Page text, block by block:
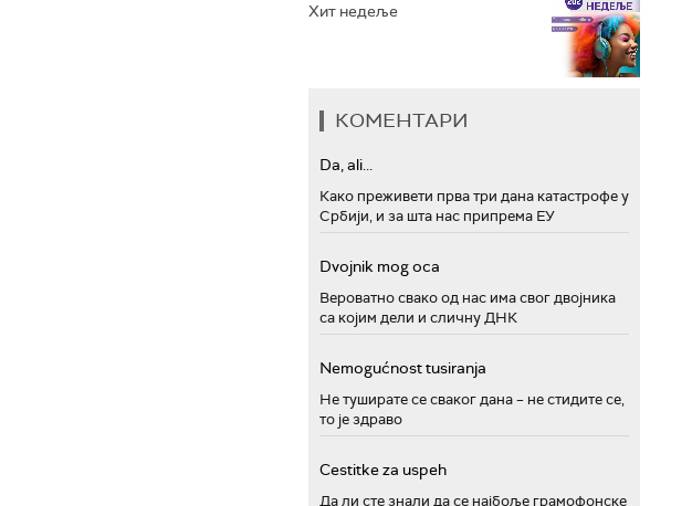
Хит недеље
КОМЕНТАРИ
Da, ali...
Како преживети прва три дана катастрофе у
Србији, и за шта нас припрема ЕУ
Dvojnik mog oca
Вероватно свако од нас има свог двојника
са којим дели и сличну ДНК
Nemogućnost tusiranja
Не туширате се сваког дана – не стидите се,
то је здраво
Cestitke za uspeh
Да ли сте знали да се најбоље грамофонске